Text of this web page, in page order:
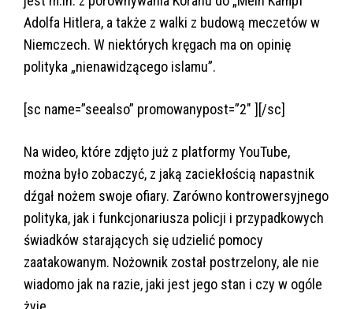
Adolfa Hitlera, a także z walki z budową meczetów w
Niemczech. W niektórych kręgach ma on opinię
polityka „nienawidzącego islamu”.
[sc name=”seealso” promowanypost=”2″ ][/sc]
Na wideo, które zdjęto już z platformy YouTube,
można było zobaczyć, z jaką zaciekłością napastnik
dźgał nożem swoje ofiary. Zarówno kontrowersyjnego
polityka, jak i funkcjonariusza policji i przypadkowych
świadków starających się udzielić pomocy
zaatakowanym. Nożownik został postrzelony, ale nie
wiadomo jak na razie, jaki jest jego stan i czy w ogóle